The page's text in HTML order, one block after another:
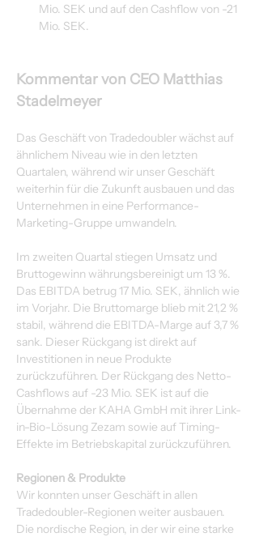
Mio. SEK und auf den Cashflow von -21
Mio. SEK.
Kommentar von CEO Matthias
Stadelmeyer
Das Geschäft von Tradedoubler wächst auf
ähnlichem Niveau wie in den letzten
Quartalen, während wir unser Geschäft
weiterhin für die Zukunft ausbauen und das
Unternehmen in eine Performance-
Marketing-Gruppe umwandeln.
Im zweiten Quartal stiegen Umsatz und
Bruttogewinn währungsbereinigt um 13 %.
Das EBITDA betrug 17 Mio. SEK, ähnlich wie
im Vorjahr. Die Bruttomarge blieb mit 21,2 %
stabil, während die EBITDA-Marge auf 3,7 %
sank. Dieser Rückgang ist direkt auf
Investitionen in neue Produkte
zurückzuführen. Der Rückgang des Netto-
Cashflows auf -23 Mio. SEK ist auf die
Übernahme der KAHA GmbH mit ihrer Link-
in-Bio-Lösung Zezam sowie auf Timing-
Effekte im Betriebskapital zurückzuführen.
Regionen & Produkte
Wir konnten unser Geschäft in allen
Tradedoubler-Regionen weiter ausbauen.
Die nordische Region, in der wir eine starke